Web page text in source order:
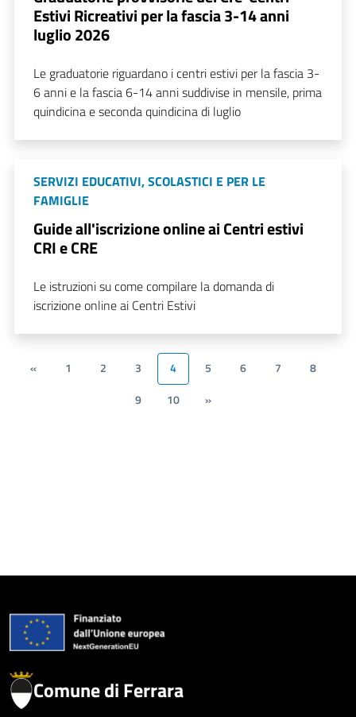
Estivi Ricreativi per la fascia 3-14 anni
luglio 2026
Le graduatorie riguardano i centri estivi per la fascia 3-
6 anni e la fascia 6-14 anni suddivise in mensile, prima
quindicina e seconda quindicina di luglio
SERVIZI EDUCATIVI, SCOLASTICI E PER LE
FAMIGLIE
Guide all'iscrizione online ai Centri estivi
CRI e CRE
Le istruzioni su come compilare la domanda di
iscrizione online ai Centri Estivi
« 1 2 3 4 5 6 7
8
9
10 »
Comune di Ferrara